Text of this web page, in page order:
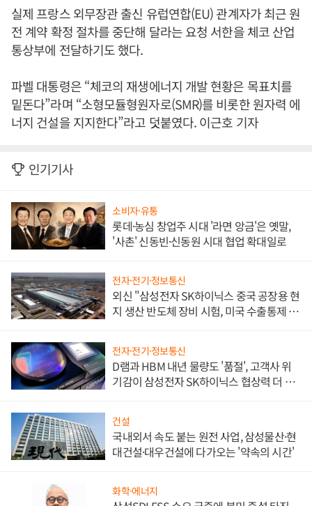
실제 프랑스 외무장관 출신 유럽연합(EU) 관계자가 최근 원
전 계약 확정 절차를 중단해 달라는 요청 서한을 체코 산업
통상부에 전달하기도 했다.
파벨 대통령은 “체코의 재생에너지 개발 현황은 목표치를
밑돈다”라며 “소형모듈형원자로(SMR)를 비롯한 원자력 에
너지 건설을 지지한다”라고 덧붙였다. 이근호 기자
인기기사
소비자·유통
롯데·농심 창업주 시대 '라면 앙금'은 옛말,
'사촌' 신동빈·신동원 시대 협업 확대일로
전자·전기·정보통신
외신 "삼성전자 SK하이닉스 중국 공장용 현
지 생산 반도체 장비 시험, 미국 수출통제 대
전자·전기·정보통신
D램과 HBM 내년 물량도 '품절', 고객사 위
기감이 삼성전자 SK하이닉스 협상력 더 키
건설
국내외서 속도 붙는 원전 사업, 삼성물산·현
대건설·대우건설에 다가오는 '약속의 시간'
화학·에너지